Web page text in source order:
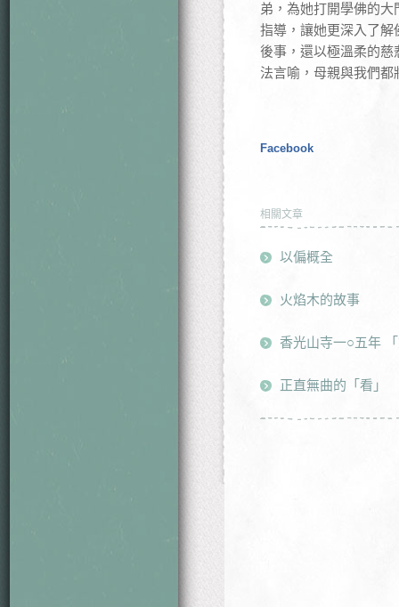
弟，為她打開學佛的
指導，讓她更深入了
後事，還以極溫柔的
法言喻，母親與我們
Facebook
相關文章
以偏概全
火焰木的故事
香光山寺一○五年
正直無曲的「看」